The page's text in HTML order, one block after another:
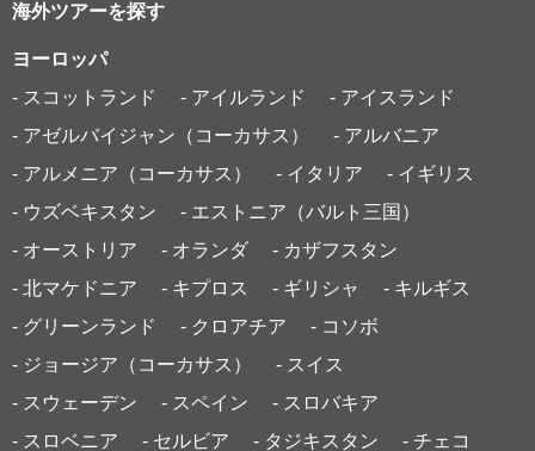
海外ツアーを探す
ヨーロッパ
- スコットランド
- アイルランド
- アイスランド
- アゼルバイジャン（コーカサス）
- アルバニア
- アルメニア（コーカサス）
- イタリア
- イギリス
- ウズベキスタン
- エストニア（バルト三国）
- オーストリア
- オランダ
- カザフスタン
- 北マケドニア
- キプロス - ギリシャ
- キルギス
- グリーンランド
- クロアチア
- コソボ
- ジョージア（コーカサス）
- スイス
- スウェーデン
- スペイン
- スロバキア
- スロベニア
- セルビア - タジキスタン
- チェコ